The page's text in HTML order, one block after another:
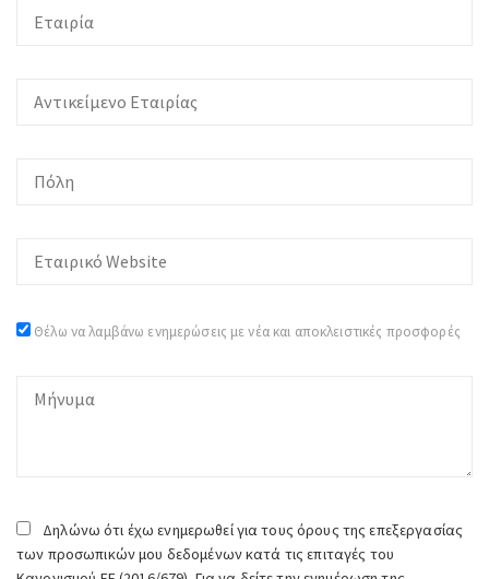
Θέλω να λαμβάνω ενημερώσεις με νέα και αποκλειστικές προσφορές
Δηλώνω ότι έχω ενημερωθεί για τους όρους της επεξεργασίας
των προσωπικών μου δεδομένων κατά τις επιταγές του